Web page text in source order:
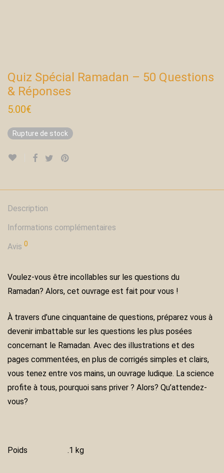
Quiz Spécial Ramadan – 50 Questions
& Réponses
5.00€
Rupture de stock
Description
Informations complémentaires
Avis 0
Voulez-vous être incollables sur les questions du
Ramadan? Alors, cet ouvrage est fait pour vous !
À travers d’une cinquantaine de questions, préparez vous à
devenir imbattable sur les questions les plus posées
concernant le Ramadan. Avec des illustrations et des
pages commentées, en plus de corrigés simples et clairs,
vous tenez entre vos mains, un ouvrage ludique. La science
profite à tous, pourquoi sans priver ? Alors? Qu’attendez-
vous?
Poids .1 kg